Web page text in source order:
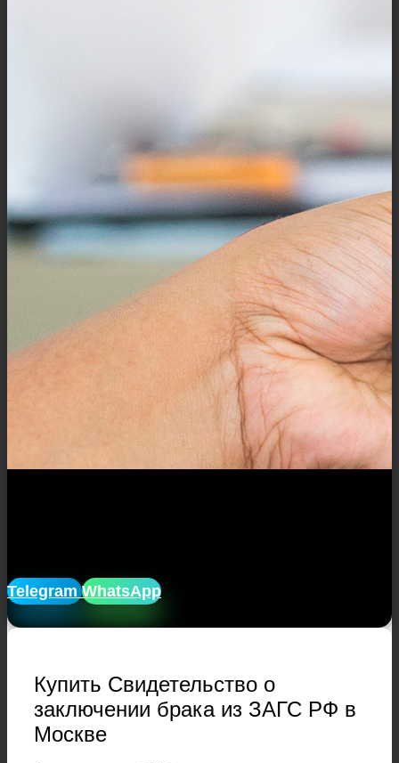
Telegram WhatsApp
Купить Свидетельство о
заключении брака из ЗАГС РФ в
Москве